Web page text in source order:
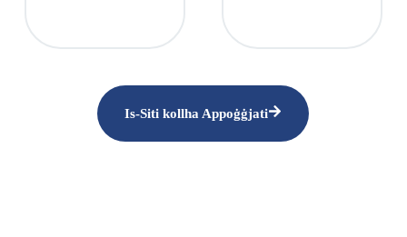
Is-Siti kollha Appoġġjati